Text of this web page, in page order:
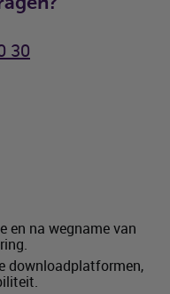
30
en na wegname van
downloadplatformen,